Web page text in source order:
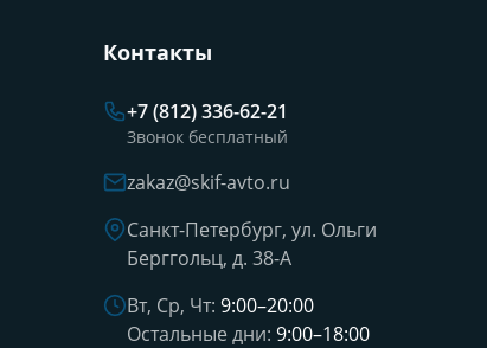
Контакты
+7 (812) 336-62-21
Звонок бесплатный
zakaz@skif-avto.ru
Санкт-Петербург, ул. Ольги
Берггольц, д. 38-А
Вт, Ср, Чт: 9:00–20:00
Остальные дни: 9:00–18:00